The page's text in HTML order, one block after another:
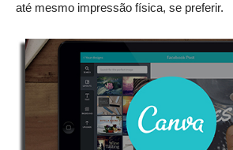
até mesmo impressão física, se preferir.